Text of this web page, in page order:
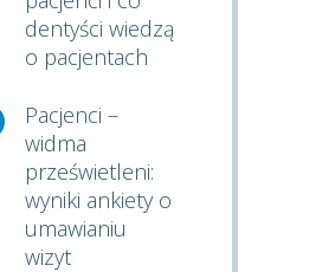
dentyści wiedzą
o pacjentach
Pacjenci –
widma
prześwietleni:
wyniki ankiety o
umawianiu
wizyt